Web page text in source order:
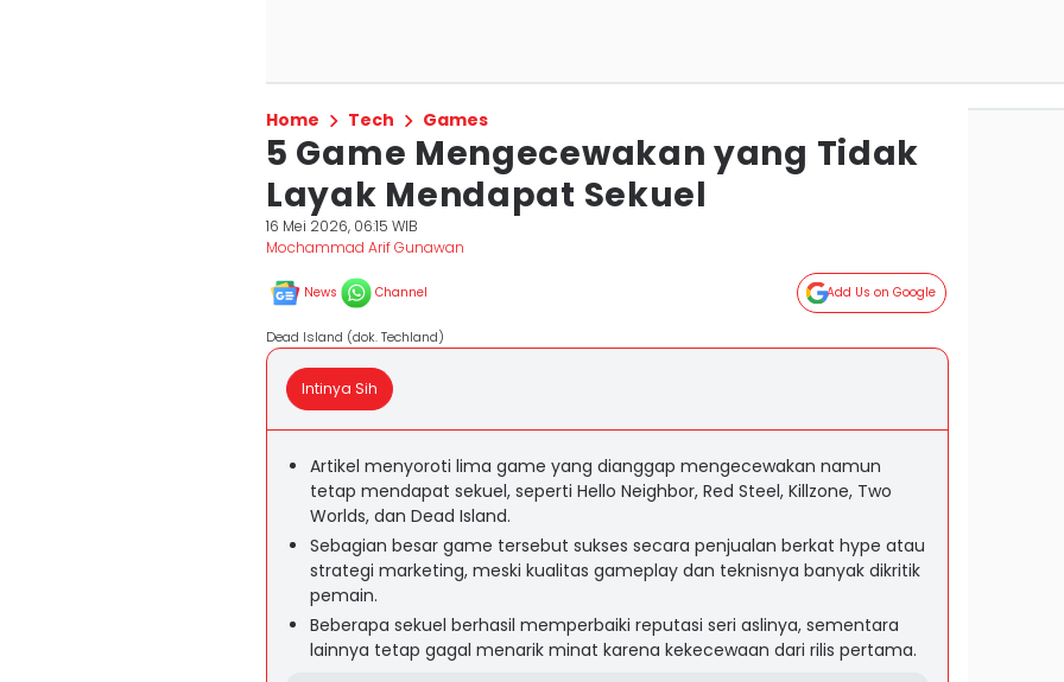
Home Tech Games
5 Game Mengecewakan yang Tidak
Layak Mendapat Sekuel
16 Mei 2026, 06:15 WIB
Mochammad Arif Gunawan
News Channel Add Us on Google
Dead Island (dok. Techland)
Intinya Sih
Artikel menyoroti lima game yang dianggap mengecewakan namun
tetap mendapat sekuel, seperti Hello Neighbor, Red Steel, Killzone, Two
Worlds, dan Dead Island.
Sebagian besar game tersebut sukses secara penjualan berkat hype atau
strategi marketing, meski kualitas gameplay dan teknisnya banyak dikritik
pemain.
Beberapa sekuel berhasil memperbaiki reputasi seri aslinya, sementara
lainnya tetap gagal menarik minat karena kekecewaan dari rilis pertama.